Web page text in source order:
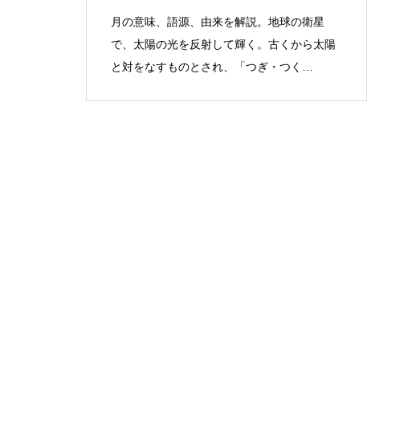
月の意味、語源、由来を解説。地球の衛星
で、太陽の光を反射して輝く。古くから太陽
と対をなすものとされ、「つぎ・つく